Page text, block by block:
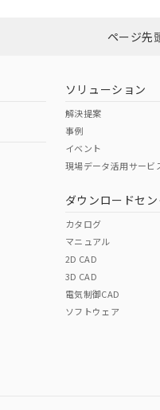
ダウンロードはこちら
未対応品が混在する可能性が
せください。
（日本
（
その
ページ先
ソリューション
解決提案
事例
イベント
現場データ活用サービ
ダウンロードセン
カタログ
マニュアル
2D CAD
3D CAD
電気制御CAD
ソフトウェア